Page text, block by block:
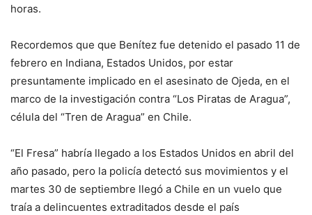
horas.
Recordemos que que Benítez fue detenido el pasado 11 de
febrero en Indiana, Estados Unidos, por estar
presuntamente implicado en el asesinato de Ojeda, en el
marco de la investigación contra “Los Piratas de Aragua”,
célula del “Tren de Aragua” en Chile.
“El Fresa” habría llegado a los Estados Unidos en abril del
año pasado, pero la policía detectó sus movimientos y el
martes 30 de septiembre llegó a Chile en un vuelo que
traía a delincuentes extraditados desde el país